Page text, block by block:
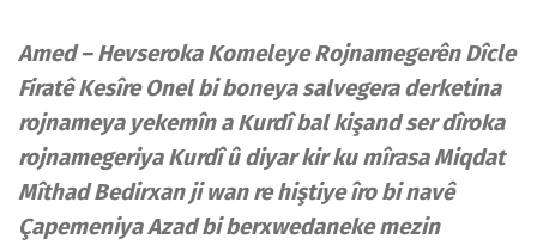
Amed – Hevseroka Komeleye Rojnamegerên Dîcle
Firatê Kesîre Onel bi boneya salvegera derketina
rojnameya yekemîn a Kurdî bal kişand ser dîroka
rojnamegeriya Kurdî û diyar kir ku mîrasa Miqdat
Mîthad Bedirxan ji wan re hiştiye îro bi navê
Çapemeniya Azad bi berxwedaneke mezin